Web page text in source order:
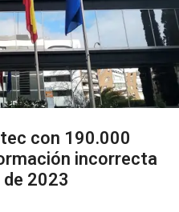
con 190.000
incorrecta
2023